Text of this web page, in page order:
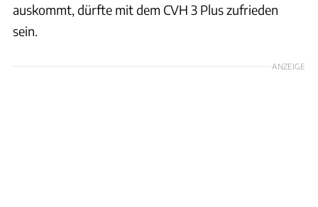
auskommt, dürfte mit dem CVH 3 Plus zufrieden
sein.
ANZEIGE